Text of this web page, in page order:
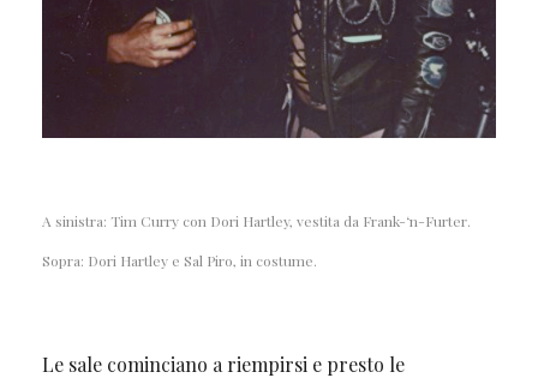
A sinistra: Tim Curry con Dori Hartley, vestita da Frank-‘n-Furter.
Sopra: Dori Hartley e Sal Piro, in costume.
Le sale cominciano a riempirsi e presto le